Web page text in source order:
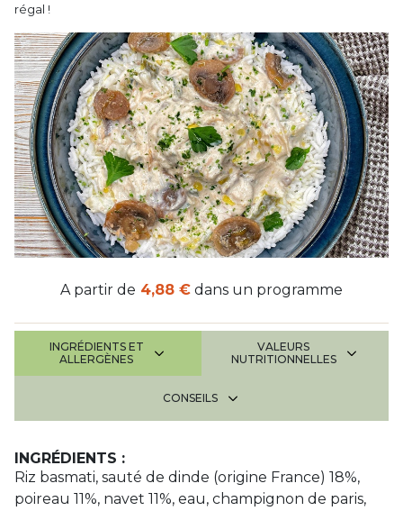
régal !
A partir de 4,88 € dans un programme
INGRÉDIENTS ET
ALLERGÈNES
VALEURS
NUTRITIONNELLES
CONSEILS
INGRÉDIENTS :
Riz basmati, sauté de dinde (origine France) 18%,
poireau 11%, navet 11%, eau, champignon de paris,